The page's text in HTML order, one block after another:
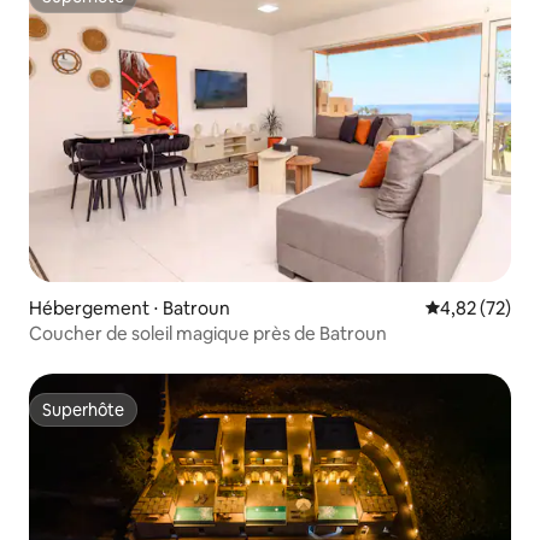
Superhôte
Hébergement ⋅ Batroun Évaluation
4,82 (72)
Coucher de soleil magique près de Batroun
Superhôte
Superhôte